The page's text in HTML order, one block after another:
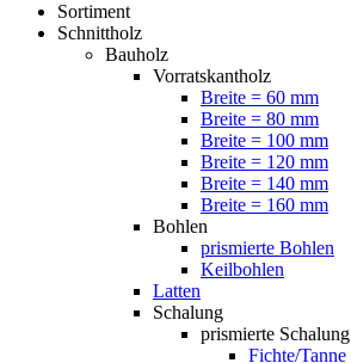
Sortiment
Schnittholz
Bauholz
Vorratskantholz
Breite = 60 mm
Breite = 80 mm
Breite = 100 mm
Breite = 120 mm
Breite = 140 mm
Breite = 160 mm
Bohlen
prismierte Bohlen
Keilbohlen
Latten
Schalung
prismierte Schalung
Fichte/Tanne